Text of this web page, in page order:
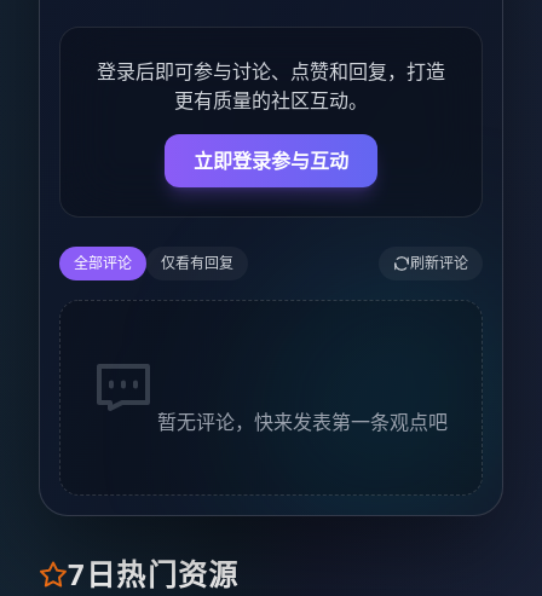
登录后即可参与讨论、点赞和回复，打造
更有质量的社区互动。
立即登录参与互动
全部评论 仅看有回复 刷新评论
暂无评论，快来发表第一条观点吧
7日热门资源